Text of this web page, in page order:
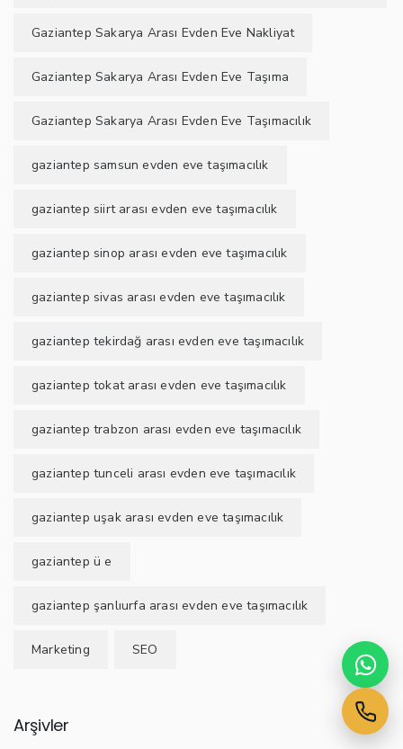
Gaziantep Sakarya Arası Evden Eve Nakliyat
Gaziantep Sakarya Arası Evden Eve Taşıma
Gaziantep Sakarya Arası Evden Eve Taşımacılık
gaziantep samsun evden eve taşımacılık
gaziantep siirt arası evden eve taşımacılık
gaziantep sinop arası evden eve taşımacılık
gaziantep sivas arası evden eve taşımacılık
gaziantep tekirdağ arası evden eve taşımacılık
gaziantep tokat arası evden eve taşımacılık
gaziantep trabzon arası evden eve taşımacılık
gaziantep tunceli arası evden eve taşımacılık
gaziantep uşak arası evden eve taşımacılık
gaziantep ü e
gaziantep şanlıurfa arası evden eve taşımacılık
Marketing SEO
Arşivler